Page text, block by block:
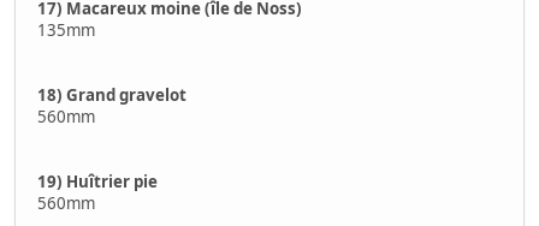
17) Macareux moine (île de Noss)
135mm
18) Grand gravelot
560mm
19) Huîtrier pie
560mm